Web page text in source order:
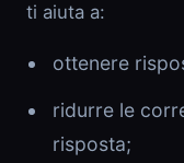
ti aiuta a:
ottenere
ridurre le
risposta;